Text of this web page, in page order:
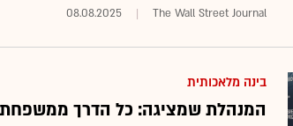
The Wall Street Journal
08.08.2025
בינה מלאכותית
המנהלת שמציגה: כל הדרך